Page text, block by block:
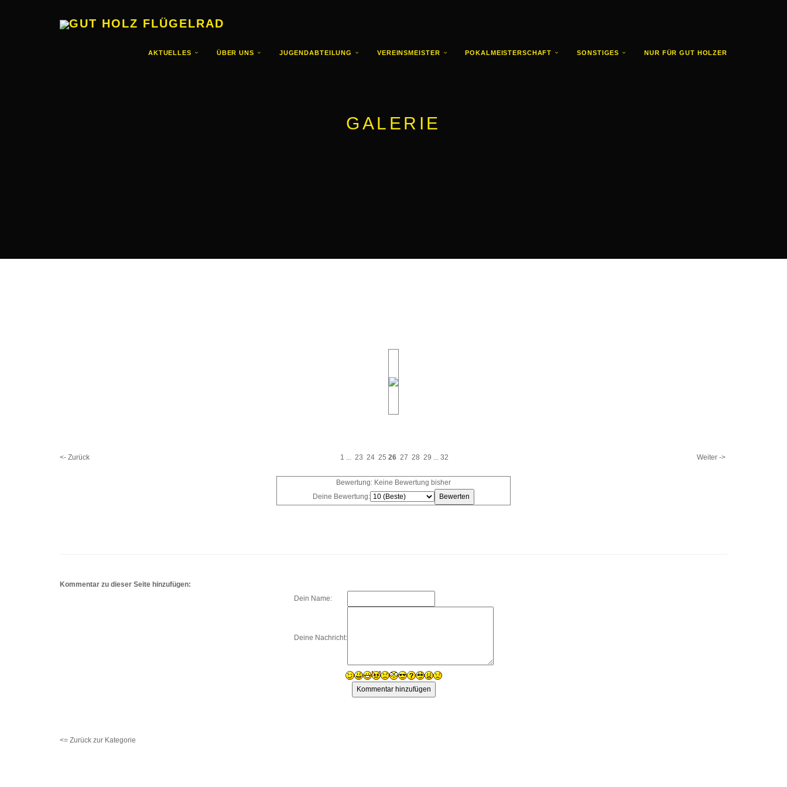
GUT HOLZ FLÜGELRAD
AKTUELLES ÜBER UNS JUGENDABTEILUNG VEREINSMEISTER POKALMEISTERSCHAFT SONSTIGES NUR FÜR GUT HOLZER
GALERIE
<- Zurück 1 ... 23 24 25 26 27 28 29 ... 32 Weiter ->
Bewertung: Keine Bewertung bisher
Deine Bewertung:
Kommentar zu dieser Seite hinzufügen:
Dein Name:
Deine Nachricht:
<= Zurück zur Kategorie